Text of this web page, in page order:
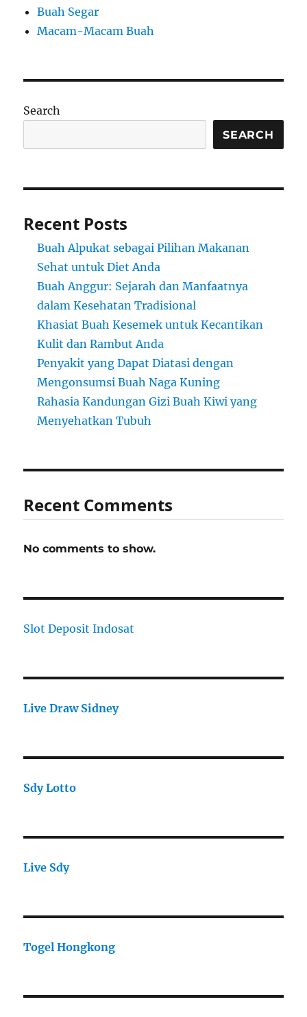
Buah Segar
Macam-Macam Buah
Search
SEARCH
Recent Posts
Buah Alpukat sebagai Pilihan Makanan
Sehat untuk Diet Anda
Buah Anggur: Sejarah dan Manfaatnya
dalam Kesehatan Tradisional
Khasiat Buah Kesemek untuk Kecantikan
Kulit dan Rambut Anda
Penyakit yang Dapat Diatasi dengan
Mengonsumsi Buah Naga Kuning
Rahasia Kandungan Gizi Buah Kiwi yang
Menyehatkan Tubuh
Recent Comments
No comments to show.
Slot Deposit Indosat
Live Draw Sidney
Sdy Lotto
Live Sdy
Togel Hongkong